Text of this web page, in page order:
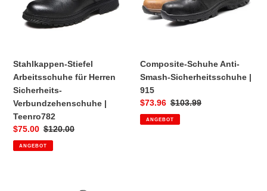
Sicherheits-
Verbundzehenschuhe
Stahlkappen-Stiefel
Arbeitsschuhe für Herren
Sicherheits-
Verbundzehenschuhe |
Teenro782
Sonderpreis
$75.00 Normaler
Preis
$120.00
ANGEBOT
915
Composite-Schuhe Anti-
Smash-Sicherheitsschuhe |
915
Sonderpreis
$73.96 Normaler
Preis
$103.99
ANGEBOT